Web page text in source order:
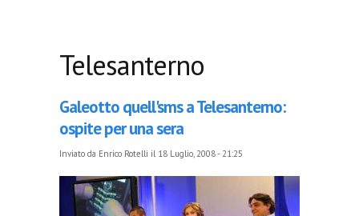
Telesanterno
Galeotto quell'sms a Telesanterno:
ospite per una sera
Inviato da Enrico Rotelli il 18 Luglio, 2008 - 21:25